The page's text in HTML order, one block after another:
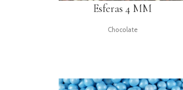
Esferas 4 MM
Chocolate